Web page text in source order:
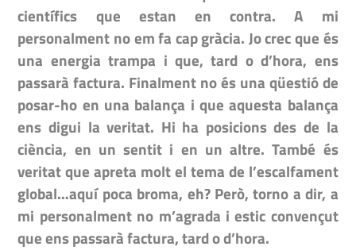
científics que estan en contra. A mi
personalment no em fa cap gràcia. Jo crec que és
una energia trampa i que, tard o d’hora, ens
passarà factura. Finalment no és una qüestió de
posar-ho en una balança i que aquesta balança
ens digui la veritat. Hi ha posicions des de la
ciència, en un sentit i en un altre. També és
veritat que apreta molt el tema de l’escalfament
global…aquí poca broma, eh? Però, torno a dir, a
mi personalment no m’agrada i estic convençut
que ens passarà factura, tard o d’hora.